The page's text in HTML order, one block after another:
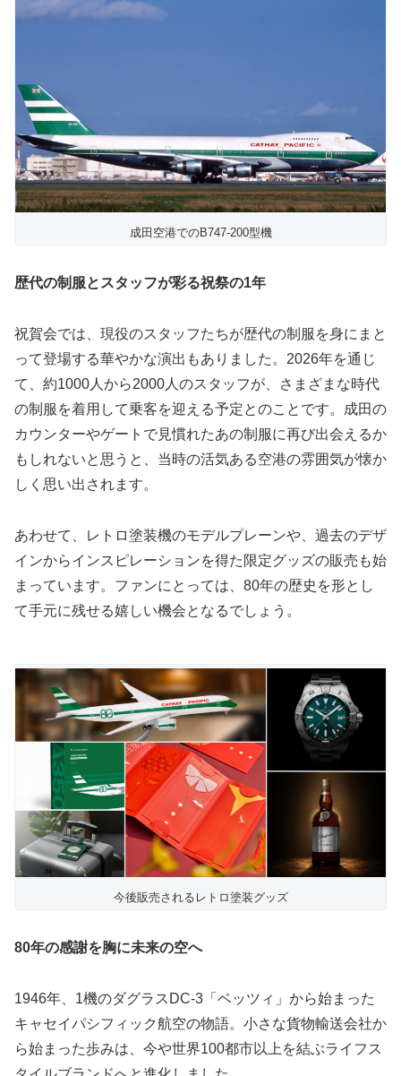
成田空港でのB747-200型機
歴代の制服とスタッフが彩る祝祭の1年
祝賀会では、現役のスタッフたちが歴代の制服を身にまと
って登場する華やかな演出もありました。2026年を通じ
て、約1000人から2000人のスタッフが、さまざまな時代
の制服を着用して乗客を迎える予定とのことです。成田の
カウンターやゲートで見慣れたあの制服に再び出会えるか
もしれないと思うと、当時の活気ある空港の雰囲気が懐か
しく思い出されます。
あわせて、レトロ塗装機のモデルプレーンや、過去のデザ
インからインスピレーションを得た限定グッズの販売も始
まっています。ファンにとっては、80年の歴史を形とし
て手元に残せる嬉しい機会となるでしょう。
今後販売されるレトロ塗装グッズ
80年の感謝を胸に未来の空へ
1946年、1機のダグラスDC-3「ベッツィ」から始まった
キャセイパシフィック航空の物語。小さな貨物輸送会社か
ら始まった歩みは、今や世界100都市以上を結ぶライフス